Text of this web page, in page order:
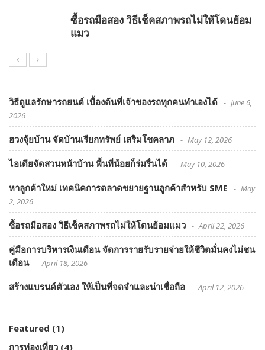
ซื้อรถมือสอง วิธีเช็คสภาพรถไม่ให้โดนย้อม
แมว
วิธีดูแลรักษารถยนต์ เบื้องต้นที่เจ้าของรถทุกคนทำเองได้
June 6,
2026
ฮวงจุ้ยบ้าน จัดบ้านเรียกทรัพย์ เสริมโชคลาภ May 12, 2026
ไอเดียจัดสวนหน้าบ้าน พื้นที่น้อยก็ร่มรื่นได้ May 10, 2026
หาลูกค้าใหม่ เทคนิคการตลาดขยายฐานลูกค้าสำหรับ SME
May
2, 2026
ซื้อรถมือสอง วิธีเช็คสภาพรถไม่ให้โดนย้อมแมว April 22, 2026
คู่มือการบริหารเงินเดือน จัดการรายรับรายจ่ายให้ชีวิตมั่นคงไม่ชน
เดือน
April 18, 2026
สร้างแบรนด์ตัวเอง ให้เป็นที่จดจำและน่าเชื่อถือ April 12, 2026
Featured (1)
การท่องเที่ยว (4)